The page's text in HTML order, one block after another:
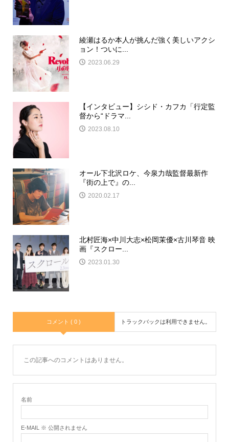
綾瀬はるか本人が挑んだ強く美しいアクシ
ョン！ついに...
2023.06.29
【インタビュー】シシド・カフカ「行定監
督から“ドラマ...
2023.08.10
オール下北沢ロケ、今泉力哉監督最新作
『街の上で』の...
2020.02.17
北村匠海×中川大志×松岡茉優×古川琴音 映
画『スクロー...
2023.01.30
コメント ( 0 ) トラックバックは利用できません。
この記事へのコメントはありません。
名前
E-MAIL ※ 公開されません